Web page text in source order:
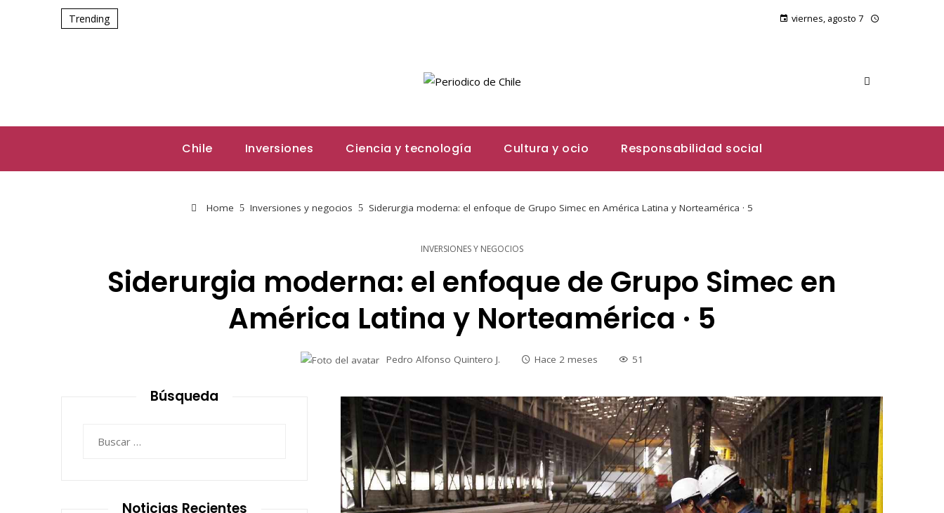
Trending viernes, agosto 7
Chile Inversiones Ciencia y tecnología Cultura y ocio Responsabilidad social
Home Inversiones y negocios Siderurgia moderna: el enfoque de Grupo Simec en América Latina y Norteamérica · 5
INVERSIONES Y NEGOCIOS
Siderurgia moderna: el enfoque de Grupo Simec en
América Latina y Norteamérica · 5
Pedro Alfonso Quintero J. Hace 2 meses 51
Búsqueda
Noticias Recientes